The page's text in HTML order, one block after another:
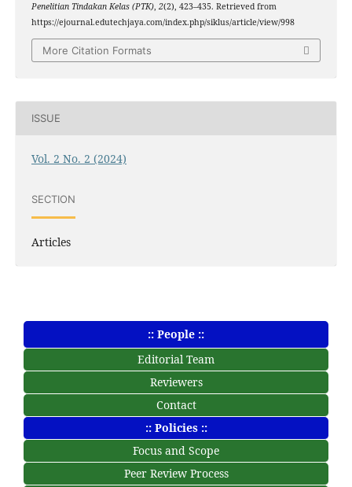
Penelitian Tindakan Kelas (PTK), 2(2), 423–435. Retrieved from
https://ejournal.edutechjaya.com/index.php/siklus/article/view/998
More Citation Formats
ISSUE
Vol. 2 No. 2 (2024)
SECTION
Articles
:: People ::
Editorial Team
Reviewers
Contact
:: Policies ::
Focus and Scope
Peer Review Process